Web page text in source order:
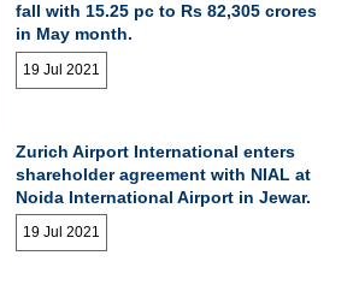
fall with 15.25 pc to Rs 82,305 crores
in May month.
19 Jul 2021
Zurich Airport International enters
shareholder agreement with NIAL at
Noida International Airport in Jewar.
19 Jul 2021